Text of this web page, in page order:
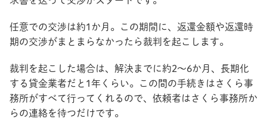
任意での交渉は約1か月。この期間に、返還金額や返還時
期の交渉がまとまらなかったら裁判を起こします。
裁判を起こした場合は、解決までに約2～6か月、長期化
する貸金業者だと1年くらい。この間の手続きはさくら事
務所がすべて行ってくれるので、依頼者はさくら事務所か
らの連絡を待つだけです。